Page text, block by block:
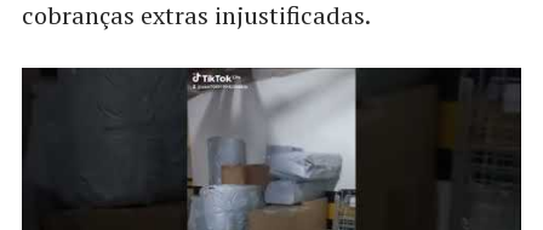
cobranças extras injustificadas.